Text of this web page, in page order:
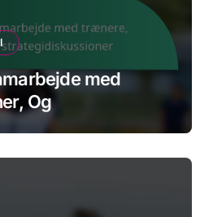
med
Og